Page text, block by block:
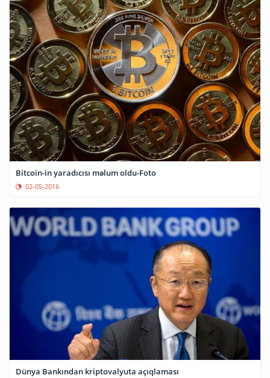
Bitcoin-in yaradıcısı məlum oldu-Foto
02-05-2016
Dünya Bankından kriptovalyuta açıqlaması